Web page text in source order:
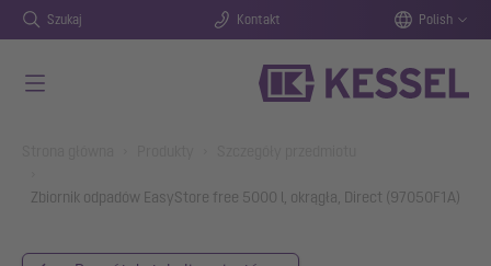
Szukaj Kontakt Polish
Zbiornik odpadów EasyStore free 5000 l, okrągła, Direct (97050F1A)